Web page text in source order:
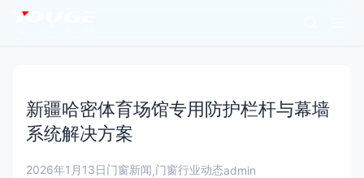
新疆哈密体育场馆专用防护栏杆与幕墙
系统解决方案
2026年1月13日门窗新闻,门窗行业动态admin